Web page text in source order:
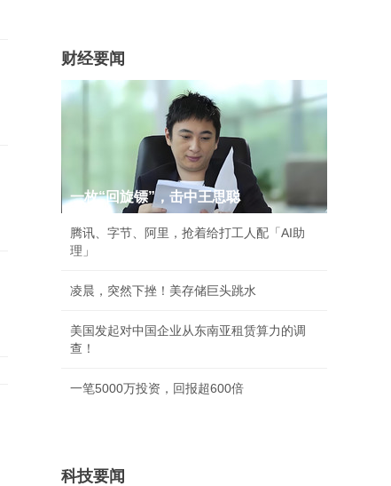
财经要闻
一枚“回旋镖”，击中王思聪
腾讯、字节、阿里，抢着给打工人配「AI助
理」
凌晨，突然下挫！美存储巨头跳水
美国发起对中国企业从东南亚租赁算力的调
查！
一笔5000万投资，回报超600倍
科技要闻